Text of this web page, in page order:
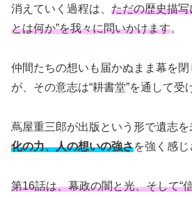
消えていく過程は、 ただの歴史描写
とは何か”を我々に問いかけます。
仲間たちの想いも届かぬまま幕を
が、その意志は“耕書堂”を通して受
蔦屋重三郎が出版という形で遺志を
化の力、人の想いの強さを強く感じ
第16話は、幕政の闇と光、そして“